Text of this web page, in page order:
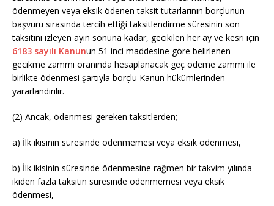
ödenmeyen veya eksik ödenen taksit tutarlarının borçlunun
başvuru sırasında tercih ettiği taksitlendirme süresinin son
taksitini izleyen ayın sonuna kadar, gecikilen her ay ve kesri için
6183 sayılı Kanunun 51 inci maddesine göre belirlenen
gecikme zammı oranında hesaplanacak geç ödeme zammı ile
birlikte ödenmesi şartıyla borçlu Kanun hükümlerinden
yararlandırılır.
(2) Ancak, ödenmesi gereken taksitlerden;
a) İlk ikisinin süresinde ödenmemesi veya eksik ödenmesi,
b) İlk ikisinin süresinde ödenmesine rağmen bir takvim yılında
ikiden fazla taksitin süresinde ödenmemesi veya eksik
ödenmesi,